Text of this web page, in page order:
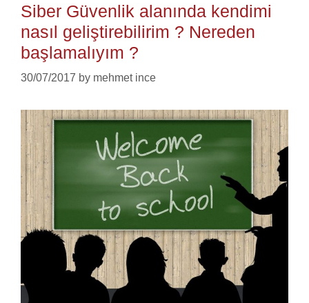
Siber Güvenlik alanında kendimi
nasıl geliştirebilirim ? Nereden
başlamalıyım ?
30/07/2017 by mehmet ince